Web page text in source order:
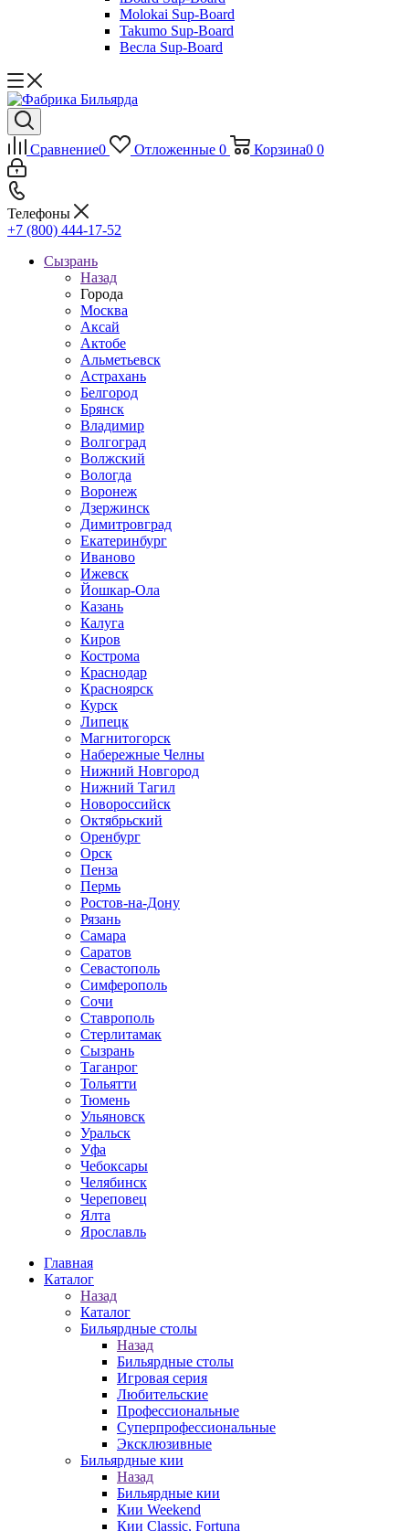
Molokai Sup-Board
Takumo Sup-Board
Весла Sup-Board
Сравнение0 Отложенные 0 Корзина0 0
Телефоны
+7 (800) 444-17-52
Сызрань
Назад
Города
Москва
Аксай
Актобе
Альметьевск
Астрахань
Белгород
Брянск
Владимир
Волгоград
Волжский
Вологда
Воронеж
Дзержинск
Димитровград
Екатеринбург
Иваново
Ижевск
Йошкар-Ола
Казань
Калуга
Киров
Кострома
Краснодар
Красноярск
Курск
Липецк
Магнитогорск
Набережные Челны
Нижний Новгород
Нижний Тагил
Новороссийск
Октябрьский
Оренбург
Орск
Пенза
Пермь
Ростов-на-Дону
Рязань
Самара
Саратов
Севастополь
Симферополь
Сочи
Ставрополь
Стерлитамак
Сызрань
Таганрог
Тольятти
Тюмень
Ульяновск
Уральск
Уфа
Чебоксары
Челябинск
Череповец
Ялта
Ярославль
Главная
Каталог
Назад
Каталог
Бильярдные столы
Назад
Бильярдные столы
Игровая серия
Любительские
Профессиональные
Суперпрофессиональные
Эксклюзивные
Бильярдные кии
Назад
Бильярдные кии
Кии Weekend
Кии Classic, Fortuna